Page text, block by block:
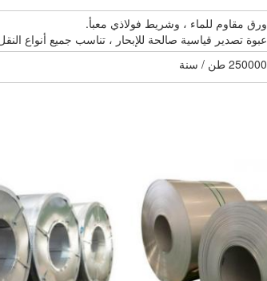
ورق مقاوم للماء ، وشريط فولاذي معبأ.
عبوة تصدير قياسية صالحة للإبحار ، تناسب جميع أنواع
250000 طن / سنة